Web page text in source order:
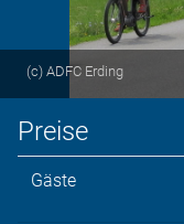
(c) ADFC Erding
Preise
Gäste